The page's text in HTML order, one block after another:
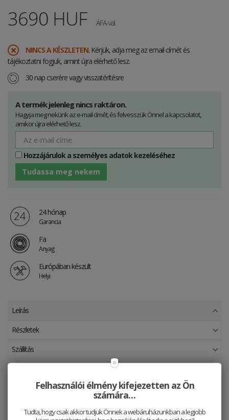
3690 HUF ÁFA-val
NINCS A KÉSZLETEN. Kérjük, adja meg az email címét és
tájékoztatni fogjuk, amint újra elérhető lesz.
30 nap cserére vagy visszatérítésre
A termék jelenleg nincs raktáron.
Hagyja meg nekünk az e-mail címét, és felvesszük Önnel a kapcsolatot,
amikor újra elérhető lesz.
Hozzájárulok a személyes adatok kezeléséhez
Tudassa meg nekem
24 hónap
Garancia
Fa
Anyag
Európában készült
Helyi
Leírás
Részletek
Szállítás
A mai modern világ minden állama hosszú történetet mesél el, tele
tragédiákkal, de ugyanakkor örömmel is. Minden országnak joga van
valamire büszkének lenni. És ebből a büszkeségből merítettünk most
ihletet és hoztuk létre a műhelyünkben a nemzeti büszkeséget és
tiszteletet szimbolizáló termékeinket. Akár a brosst, akár a fülbevalót,
Felhasználói élmény kifejezetten az Ön
számára…
Tudta, hogy csak akkor tudjuk Önnek a webáruházunkban a legjobb